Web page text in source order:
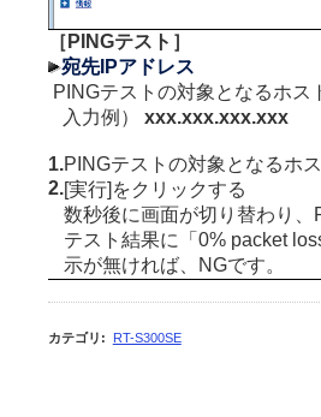
［PINGテスト］
宛先IPアドレス
PINGテストの対象となるホ
入力例） xxx.xxx.xxx.xxx
1.PINGテストの対象となるホ
2. [実行]をクリックする
数秒後に画面が切り替わり
テスト結果に「0% packet
示が無ければ、NGです。
カテゴリ : RT-S300SE